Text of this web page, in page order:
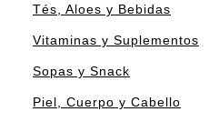
Tés, Aloes y Bebidas
Vitaminas y Suplementos
Sopas y Snack
Piel, Cuerpo y Cabello